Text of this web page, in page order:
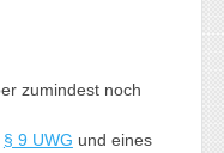
zumindest noch
§ 9 UWG und eines